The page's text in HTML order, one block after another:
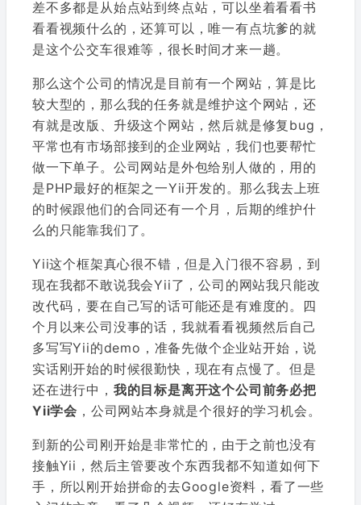
差不多都是从始点站到终点站，可以坐着看看书
看看视频什么的，还算可以，唯一有点坑爹的就
是这个公交车很难等，很长时间才来一趟。
那么这个公司的情况是目前有一个网站，算是比
较大型的，那么我的任务就是维护这个网站，还
有就是改版、升级这个网站，然后就是修复bug，
平常也有市场部接到的企业网站，我们也要帮忙
做一下单子。公司网站是外包给别人做的，用的
是PHP最好的框架之一Yii开发的。那么我去上班
的时候跟他们的合同还有一个月，后期的维护什
么的只能靠我们了。
Yii这个框架真心很不错，但是入门很不容易，到
现在我都不敢说我会Yii了，公司的网站我只能改
改代码，要在自己写的话可能还是有难度的。四
个月以来公司没事的话，我就看看视频然后自己
多写写Yii的demo，准备先做个企业站开始，说
实话刚开始的时候很勤快，现在有点慢了。但是
还在进行中， 我的目标是离开这个公司前务必把
Yii学会 ，公司网站本身就是个很好的学习机会。
到新的公司刚开始是非常忙的，由于之前也没有
接触Yii，然后主管要改个东西我都不知道如何下
手，所以刚开始拼命的去Google资料，看了一些